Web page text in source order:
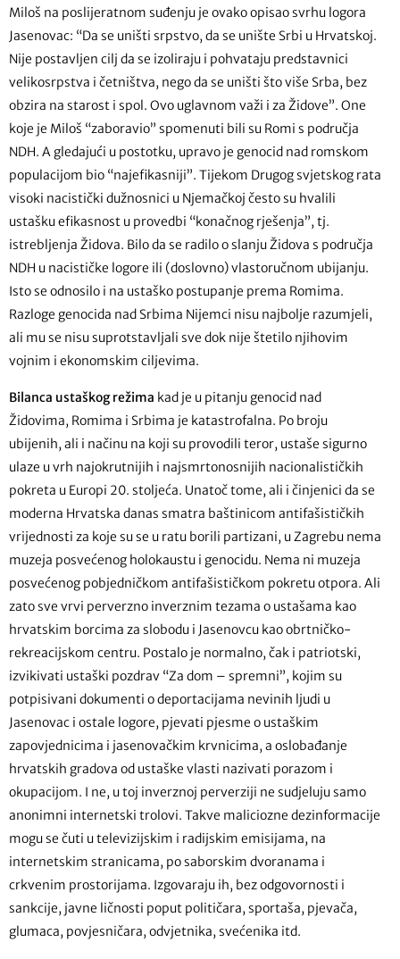
Miloš na poslijeratnom suđenju je ovako opisao svrhu logora
Jasenovac: “Da se uništi srpstvo, da se unište Srbi u Hrvatskoj.
Nije postavljen cilj da se izoliraju i pohvataju predstavnici
velikosrpstva i četništva, nego da se uništi što više Srba, bez
obzira na starost i spol. Ovo uglavnom važi i za Židove”. One
koje je Miloš “zaboravio” spomenuti bili su Romi s područja
NDH. A gledajući u postotku, upravo je genocid nad romskom
populacijom bio “najefikasniji”. Tijekom Drugog svjetskog rata
visoki nacistički dužnosnici u Njemačkoj često su hvalili
ustašku efikasnost u provedbi “konačnog rješenja”, tj.
istrebljenja Židova. Bilo da se radilo o slanju Židova s područja
NDH u nacističke logore ili (doslovno) vlastoručnom ubijanju.
Isto se odnosilo i na ustaško postupanje prema Romima.
Razloge genocida nad Srbima Nijemci nisu najbolje razumjeli,
ali mu se nisu suprotstavljali sve dok nije štetilo njihovim
vojnim i ekonomskim ciljevima.
Bilanca ustaškog režima kad je u pitanju genocid nad
Židovima, Romima i Srbima je katastrofalna. Po broju
ubijenih, ali i načinu na koji su provodili teror, ustaše sigurno
ulaze u vrh najokrutnijih i najsmrtonosnijih nacionalističkih
pokreta u Europi 20. stoljeća. Unatoč tome, ali i činjenici da se
moderna Hrvatska danas smatra baštinicom antifašističkih
vrijednosti za koje su se u ratu borili partizani, u Zagrebu nema
muzeja posvećenog holokaustu i genocidu. Nema ni muzeja
posvećenog pobjedničkom antifašističkom pokretu otpora. Ali
zato sve vrvi perverzno inverznim tezama o ustašama kao
hrvatskim borcima za slobodu i Jasenovcu kao obrtničko-
rekreacijskom centru. Postalo je normalno, čak i patriotski,
izvikivati ustaški pozdrav “Za dom – spremni”, kojim su
potpisivani dokumenti o deportacijama nevinih ljudi u
Jasenovac i ostale logore, pjevati pjesme o ustaškim
zapovjednicima i jasenovačkim krvnicima, a oslobađanje
hrvatskih gradova od ustaške vlasti nazivati porazom i
okupacijom. I ne, u toj inverznoj perverziji ne sudjeluju samo
anonimni internetski trolovi. Takve maliciozne dezinformacije
mogu se čuti u televizijskim i radijskim emisijama, na
internetskim stranicama, po saborskim dvoranama i
crkvenim prostorijama. Izgovaraju ih, bez odgovornosti i
sankcije, javne ličnosti poput političara, sportaša, pjevača,
glumaca, povjesničara, odvjetnika, svećenika itd.